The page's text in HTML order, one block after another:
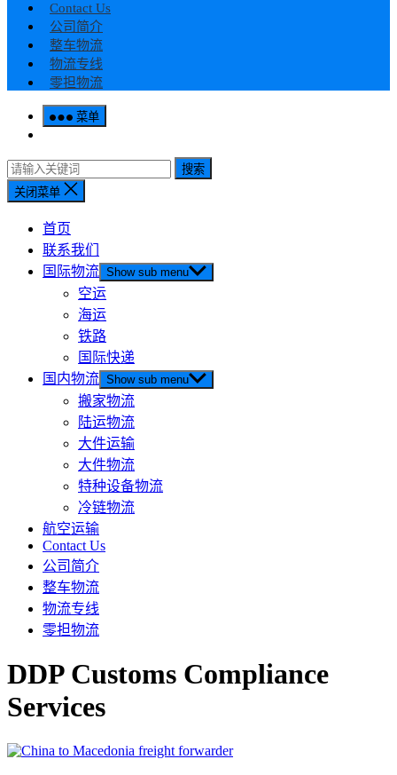
Contact Us
公司简介
整车物流
物流专线
零担物流
菜单
搜索
关闭菜单
首页
联系我们
国际物流 Show sub menu
空运
海运
铁路
国际快递
国内物流 Show sub menu
搬家物流
陆运物流
大件运输
大件物流
特种设备物流
冷链物流
航空运输
Contact Us
公司简介
整车物流
物流专线
零担物流
DDP Customs Compliance
Services